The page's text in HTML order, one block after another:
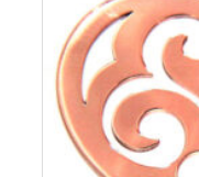
Saphir
rubis
saphir de couleur
tanzanite
tourmaline